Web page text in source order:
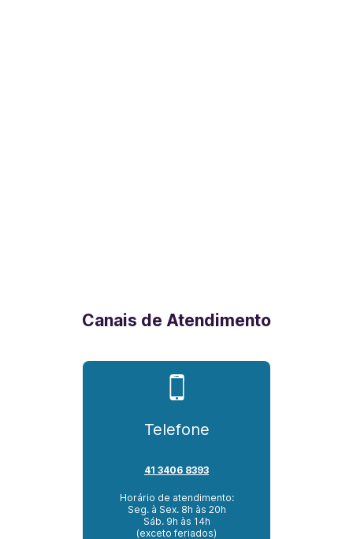
Canais de Atendimento
Telefone
41 3406 8393
Horário de atendimento:
Seg. à Sex. 8h às 20h
Sáb. 9h às 14h
(exceto feriados)